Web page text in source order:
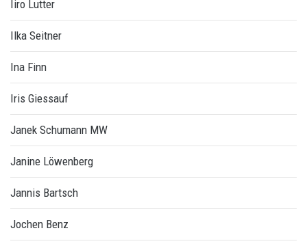
Iiro Lutter
Ilka Seitner
Ina Finn
Iris Giessauf
Janek Schumann MW
Janine Löwenberg
Jannis Bartsch
Jochen Benz